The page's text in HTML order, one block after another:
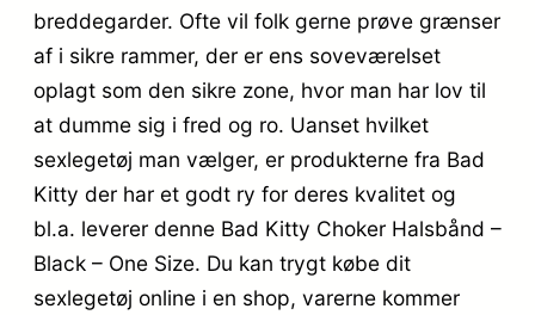
breddegarder. Ofte vil folk gerne prøve grænser
af i sikre rammer, der er ens soveværelset
oplagt som den sikre zone, hvor man har lov til
at dumme sig i fred og ro. Uanset hvilket
sexlegetøj man vælger, er produkterne fra Bad
Kitty der har et godt ry for deres kvalitet og
bl.a. leverer denne Bad Kitty Choker Halsbånd –
Black – One Size. Du kan trygt købe dit
sexlegetøj online i en shop, varerne kommer